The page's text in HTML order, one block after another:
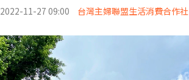
2022-11-27 09:00 台灣主婦聯盟生活消費合作社